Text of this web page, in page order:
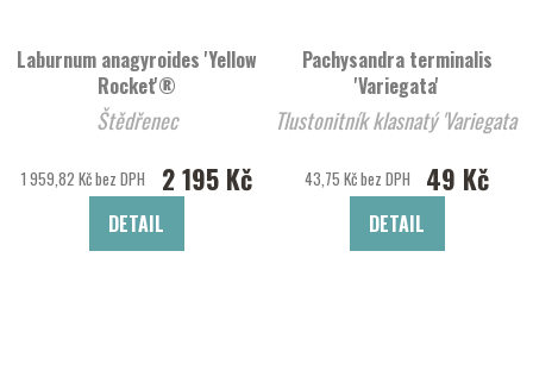
Laburnum anagyroides 'Yellow
Rocket'®
Štědřenec
1 959,82 Kč bez DPH 2 195 Kč
DETAIL
Pachysandra terminalis
'Variegata'
Tlustonitník klasnatý 'Variegata'
43,75 Kč bez DPH 49 Kč
DETAIL